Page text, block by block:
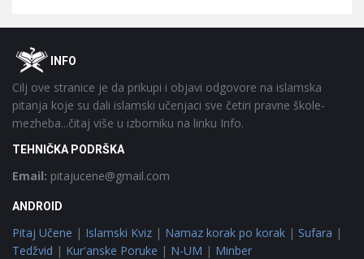
FooterOINFO
Cilj ove stranice je da prikupi i objavi odgovore na islamska
pitanja koje su dali islamski učenjaci sve četiri pravne škole-
mezheba...čitaj više u izborniku na linku Info.
TEHNIČKA PODRŠKA
Email: pitajucene@gmail.com
ANDROID
Pitaj Učene | Islamski Kviz | Namaz korak po korak | Sufara |
Tedžvid | Kur'anske Poruke | N-UM | Minber